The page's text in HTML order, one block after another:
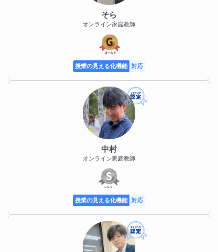
そら
オンライン家庭教師
授業の見える化機能 対応
中村
オンライン家庭教師
授業の見える化機能 対応